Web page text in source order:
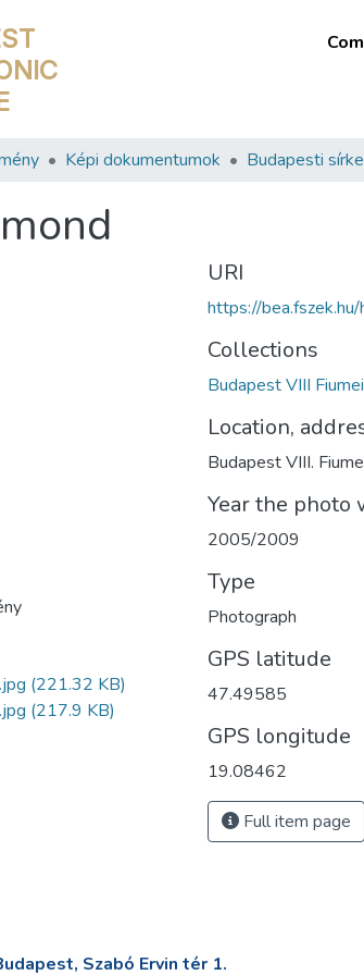
Képi dokumentumok Budapesti
(221.32 KB)
(217.9 KB)
URI
https://
Collections
Budapest VIII
Location,
Budapest VIII.
Year the photo
2005/2009
Type
Photograph
GPS latitude
47.49585
GPS longitude
19.08462
Full item page
Szabó Ervin tér 1.